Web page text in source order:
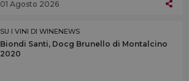
01 Agosto 2026
SU I VINI DI WINENEWS
Biondi Santi, Docg Brunello di Montalcino
2020